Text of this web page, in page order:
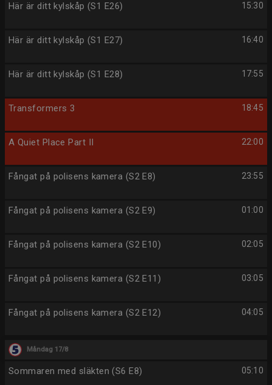
15:30
Här är ditt kylskåp (S1 E26)
16:40
Här är ditt kylskåp (S1 E27)
17:55
Här är ditt kylskåp (S1 E28)
18:45
Transformers 3
22:00
A Quiet Place Part II
23:55
Fångat på polisens kamera (S2 E8)
01:00
Fångat på polisens kamera (S2 E9)
02:05
Fångat på polisens kamera (S2 E10)
03:05
Fångat på polisens kamera (S2 E11)
04:05
Fångat på polisens kamera (S2 E12)
Måndag 17/8
05:10
Sommaren med släkten (S6 E8)